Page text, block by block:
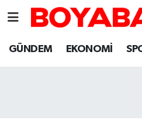
GÜNDEM EKONOMİ
Sinop Nöbetçi